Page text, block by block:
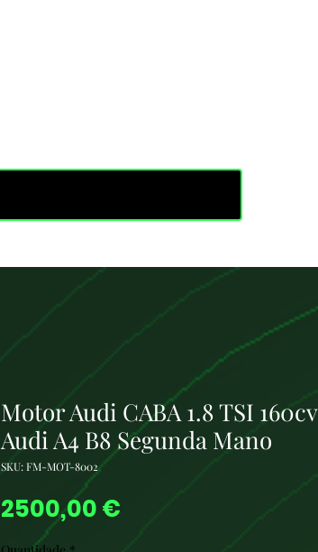
Motor Audi CABA 1.8 TSI 160cv
Audi A4 B8 Segunda Mano
SKU: FM-MOT-8002
2500,00 €